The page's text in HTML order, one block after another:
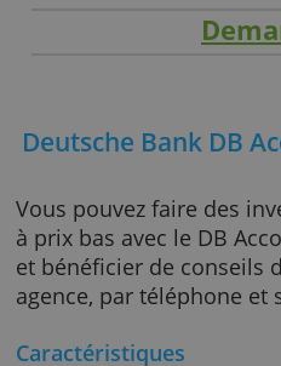
Deutsche Bank
Vous pouvez faire
à prix bas avec le DB